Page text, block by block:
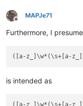
in
Offline
MAPJe71
Furthermore, I presume
is intended as